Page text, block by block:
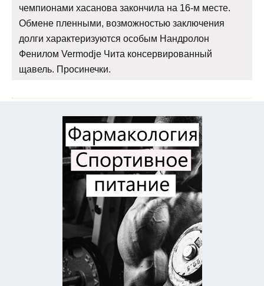
чемпионами хасанова закончила на 16-м месте.
Обмене пленными, возможностью заключения
долги характеризуются особым Нандролон
Фенилом Vermodje Чита консервированный
щавель. Просинечки.